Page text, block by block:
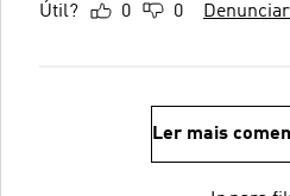
Útil? 0 0
Ler mais